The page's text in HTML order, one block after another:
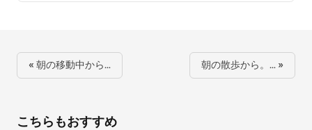
« 朝の移動中から… 朝の散歩から。… »
こちらもおすすめ